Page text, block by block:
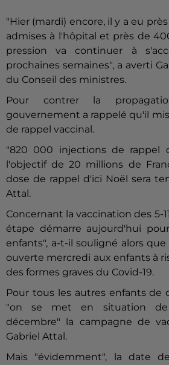
"Hier (mardi) encore, il y a eu
admises à l'hôpital et près de
pression va continuer à
prochaines semaines", a averti
du Conseil des ministres.
Pour contrer la
gouvernement a rappelé qu'il
de rappel vaccinal.
"820 000 injections de
l'objectif de 20 millions de
dose de rappel d'ici Noël sera
Attal.
Concernant la vaccination des 5-
étape démarre aujourd'hui
enfants", a-t-il souligné alors
ouverte mercredi aux enfants à
des formes graves du Covid-19.
Pour tous les autres enfants de
"on se met en situation
décembre" la campagne de
Gabriel Attal.
Mais "évidemment", la date